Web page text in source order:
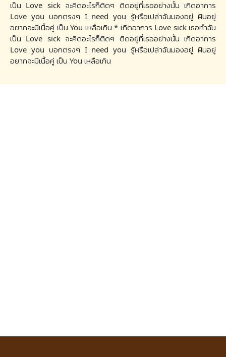
เป็น Love sick จะคิดอะไรก็ติดๆ ติดอยู่ที่เธออย่างนั้น เกิดอาการ
Love you บอกตรงๆ I need you รู้หรือเปล่าฉันมองอยู่ ฝันอยู่
อยากจะมีเนื้อคู่ เป็น You เหลือเกิน * เกิดอาการ Love sick เธอทำฉัน
เป็น Love sick จะคิดอะไรก็ติดๆ ติดอยู่ที่เธออย่างนั้น เกิดอาการ
Love you บอกตรงๆ I need you รู้หรือเปล่าฉันมองอยู่ ฝันอยู่
อยากจะมีเนื้อคู่ เป็น You เหลือเกิน